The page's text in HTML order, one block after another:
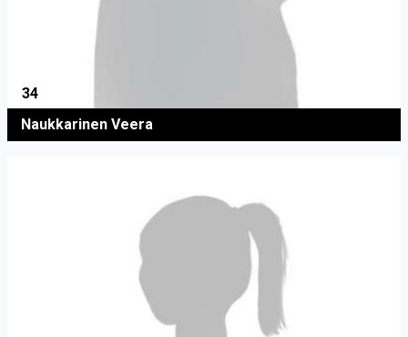
34
Naukkarinen Veera